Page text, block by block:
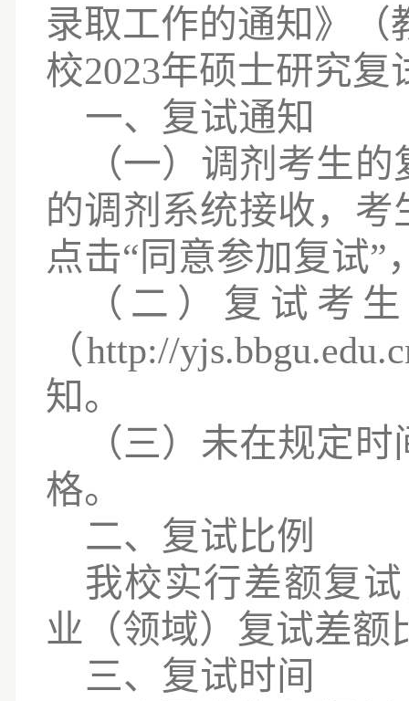
录取工作的通知》（
校2023年硕士研究复
一、复试通知
（一）调剂考生
的调剂系统接收，
点击“同意参加复试”
（ 二 ）复试考
（http://
知。
（三）未在规定
格。
二、复试比例
我校实行差额复
业（领域）复试差额
三、复试时间